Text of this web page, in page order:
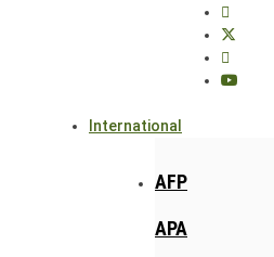
International
AFP
APA